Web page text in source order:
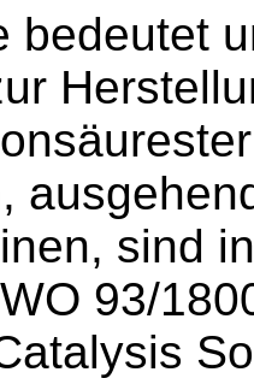
bedeutet
sind
93/